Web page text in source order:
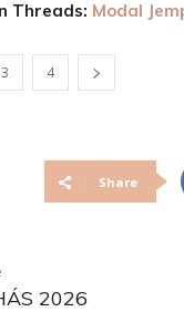
Threads: Modal
3 4
Share
2026